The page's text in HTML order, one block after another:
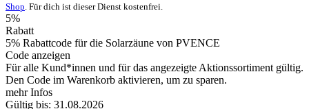
Shop . Für dich ist dieser Dienst kostenfrei.
5%
Rabatt
5% Rabattcode für die Solarzäune von PVENCE
Code anzeigen
Für alle Kund*innen und für das angezeigte Aktionssortiment gültig.
Den Code im Warenkorb aktivieren, um zu sparen.
mehr Infos
Gültig bis: 31.08.2026